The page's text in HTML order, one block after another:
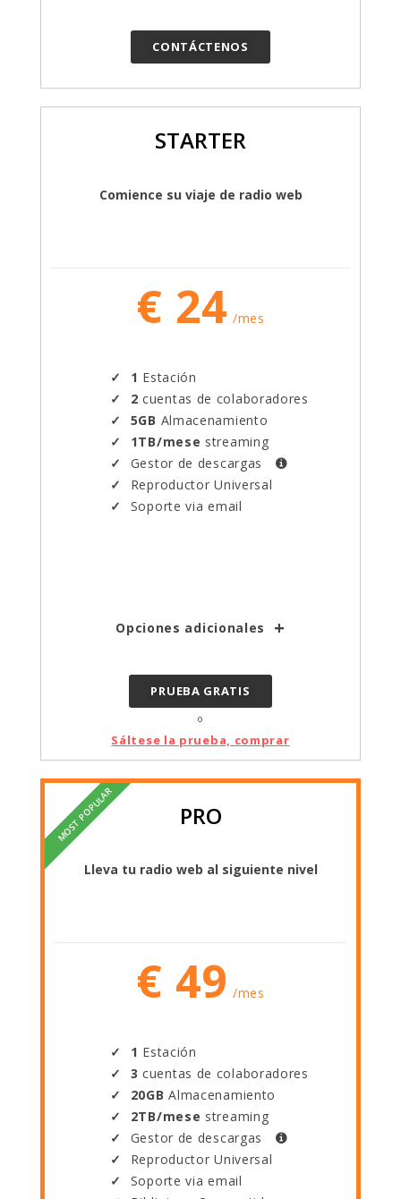
CONTÁCTENOS
STARTER
Comience su viaje de radio web
€ 24 /mes
1 Estación
2 cuentas de colaboradores
5GB Almacenamiento
1TB/mese streaming
Gestor de descargas
Reproductor Universal
Soporte via email
Opciones adicionales
PRUEBA GRATIS
o
Sáltese la prueba, comprar
PRO
MOST POPULAR
Lleva tu radio web al siguiente nivel
€ 49 /mes
1 Estación
3 cuentas de colaboradores
20GB Almacenamiento
2TB/mese streaming
Gestor de descargas
Reproductor Universal
Soporte via email